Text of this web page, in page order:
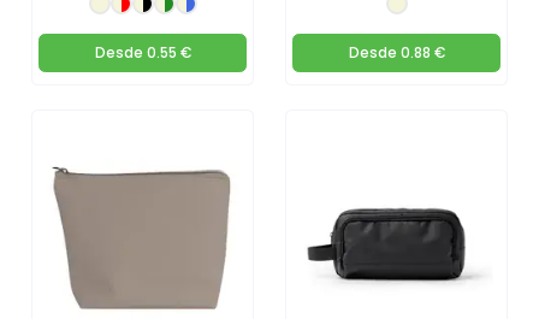
Desde 0.55 € Desde 0.88 €